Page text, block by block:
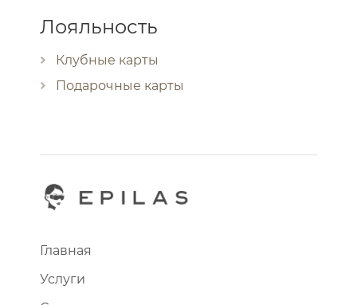
Лояльность
Клубные карты
Подарочные карты
Главная
Услуги